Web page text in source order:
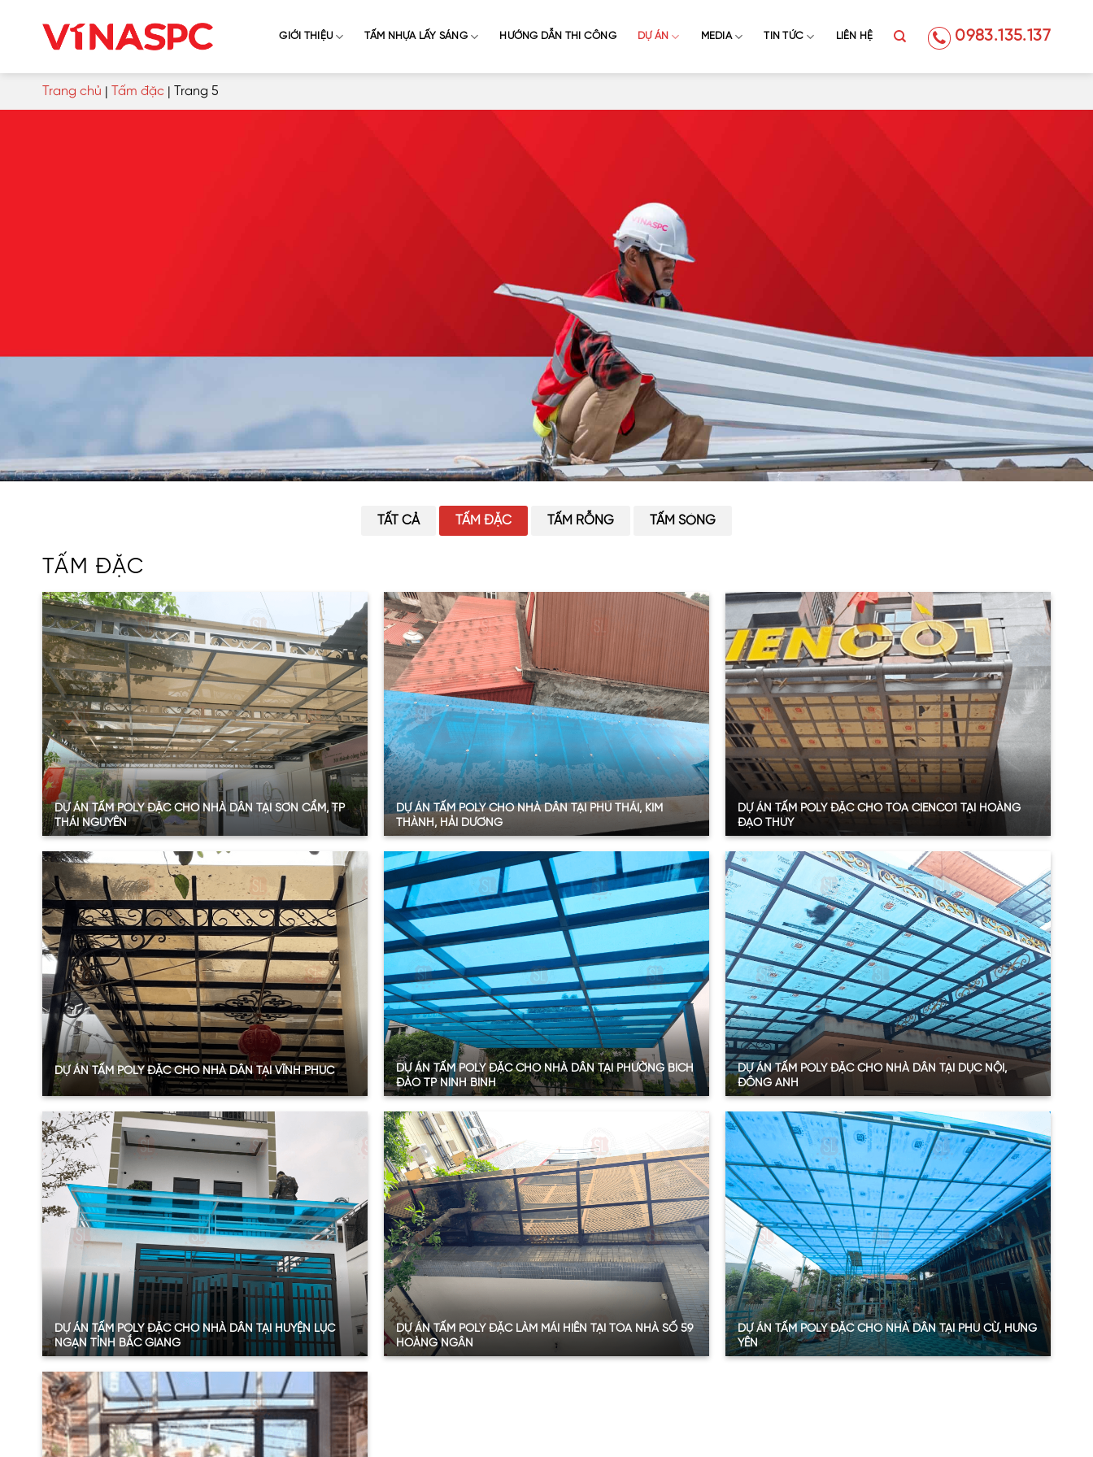
GIỚI THIỆU TẤM NHỰA LẤY SÁNG HƯỚNG DẪN THI CÔNG DỰ ÁN MEDIA TIN TỨC LIÊN HỆ 0983.135.137
Trang chủ | Tấm đặc | Trang 5
TẤT CẢ TẤM ĐẶC TẤM RỖNG TẤM SÓNG
TẤM ĐẶC
DỰ ÁN TẤM POLY ĐẶC CHO NHÀ DÂN TẠI SƠN CẨM, TP
THÁI NGUYÊN
Quy mô:
Hạng mục:Tấm nhựa lấy sáng
Sản phẩm:Tấm Polycarbonate đặc
Thông số:Dày 4.6mm – Màu nâu trà
Năm:2024
Xem thêm
DỰ ÁN TẤM POLY CHO NHÀ DÂN TẠI PHÚ THÁI, KIM
THÀNH, HẢI DƯƠNG
Quy mô:24 m2
Hạng mục:
Tấm nhựa lấy sáng
Sản phẩm:
Tấm Polycarbonate đặc
Thông số:Dày 3.6mm – Màu xanh hồ
Năm:2024
Xem thêm
DỰ ÁN TẤM POLY ĐẶC CHO TÒA CIENCO1 TẠI HOÀNG
ĐẠO THÚY
Quy mô: 36m2
Hạng mục:Tấm Poly đặc ruột
Sản phẩm:Tấm poly đặc ruột 4.6mm
Thông số:
Dày 4.6mm – màu nâu trà
Năm:2024
Xem thêm
DỰ ÁN TẤM POLY ĐẶC CHO NHÀ DÂN TẠI VĨNH PHÚC
Hạng mục:Tấm Poly đặc ruột
Sản phẩm:Tấm poly đặc ruột 4.6mmm
Thông số: Dày 4.6mm – màu nâu trà
Năm:2024
Xem thêm
DỰ ÁN TẤM POLY ĐẶC CHO NHÀ DÂN TẠI PHƯỜNG BÍCH
ĐÀO TP NINH BÌNH
Quy mô:30.5 m2
Hạng mục:Tấm nhựa lấy sáng
Sản phẩm:Tấm Polycarbonate đặc
Thông số:Dày 4.6mm – Màu xanh hồ
Năm:2024
Xem thêm
DỰ ÁN TẤM POLY ĐẶC CHO NHÀ DÂN TẠI DỤC NỘI,
ĐÔNG ANH
Quy mô: 112,35 m2
Hạng mục:Tấm nhựa lấy sáng
Sản phẩm: Tấm Polycarbonate đặc
Thông số:Dày 4.6mm – Màu xám khói và dày 3mm –
Màu trắng trong
Năm:2024
Xem thêm
DỰ ÁN TẤM POLY ĐẶC CHO NHÀ DÂN TẠI HUYỆN LỤC
NGẠN TỈNH BẮC GIANG
Quy mô: 30.4m2
Hạng mục:Tấm Poly đặc ruột
Sản phẩm:Tấm poly đặc ruột 4.6mmm
Thông số:Dày 4.6mm – màu xanh hồ
Năm:2024
DỰ ÁN TẤM POLY ĐẶC LÀM MÁI HIÊN TẠI TÒA NHÀ SỐ 59
HOÀNG NGÂN
DỰ ÁN TẤM POLY ĐẶC CHO NHÀ DÂN TẠI PHÙ CỪ, HƯNG
YÊN